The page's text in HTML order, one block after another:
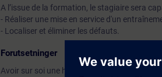
A l’issue de la formation, le stagiaire sera
- Réaliser une mise en service d'un
- Localiser et éliminer les défauts.
Forutsetninger
Avoir sur soi une habilitation électrique à